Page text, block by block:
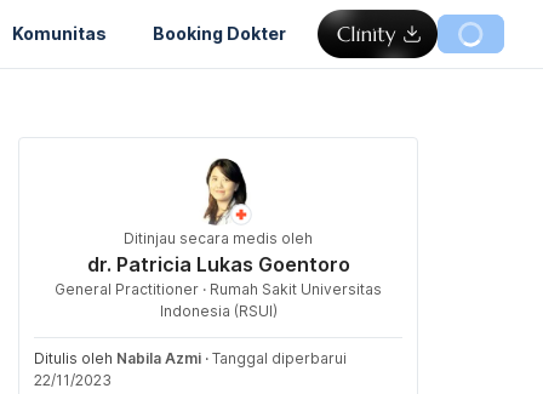
Komunitas Booking Dokter
Ditinjau secara medis oleh
dr. Patricia Lukas Goentoro
General Practitioner · Rumah Sakit Universitas
Indonesia (RSUI)
Ditulis oleh Nabila Azmi · Tanggal diperbarui
22/11/2023